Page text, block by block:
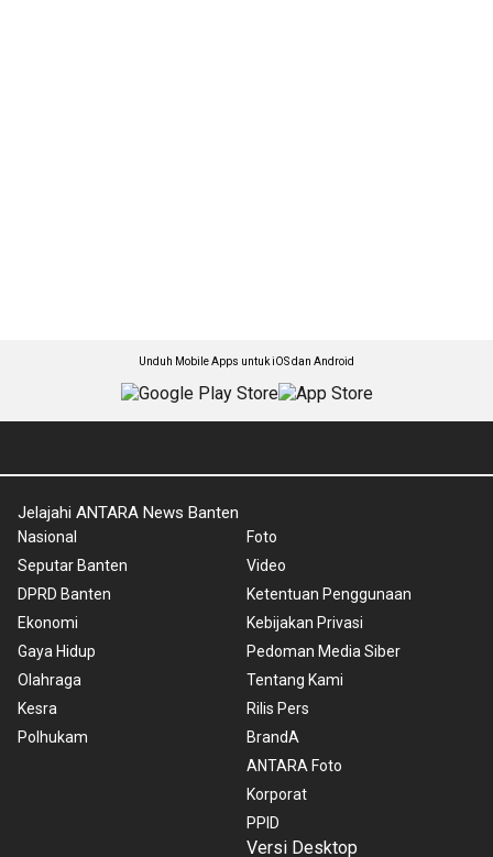
Unduh Mobile Apps untuk iOS dan Android
Jelajahi ANTARA News Banten
Nasional
Seputar Banten
DPRD Banten
Ekonomi
Gaya Hidup
Olahraga
Kesra
Polhukam
Foto
Video
Ketentuan Penggunaan
Kebijakan Privasi
Pedoman Media Siber
Tentang Kami
Rilis Pers
BrandA
ANTARA Foto
Korporat
PPID
Versi Desktop